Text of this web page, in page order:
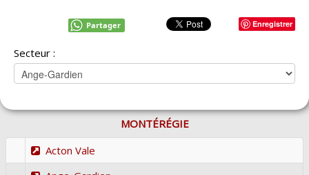
Enregistrer
Partager
Secteur :
MONTÉRÉGIE
Acton Vale